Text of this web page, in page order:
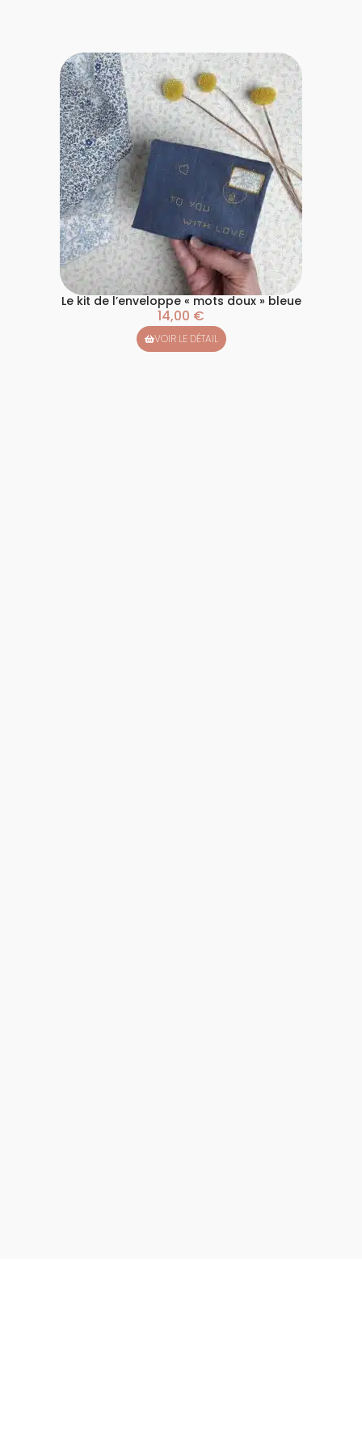
Le kit de l’enveloppe « mots doux » bleue
14,00 €
VOIR LE DÉTAIL